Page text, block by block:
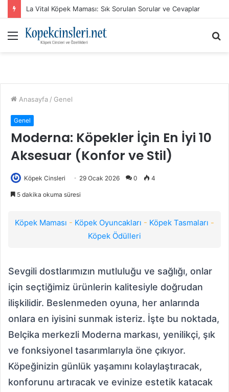
La Vital Köpek Maması: Sık Sorulan Sorular ve Cevaplar
Menü
Anasayfa / Genel
Genel
Moderna: Köpekler İçin En İyi 10
Aksesuar (Konfor ve Stil)
Köpek Cinsleri 29 Ocak 2026 0 4
5 dakika okuma süresi
Köpek Maması - Köpek Oyuncakları - Köpek Tasmaları -
Köpek Ödülleri
Sevgili dostlarımızın mutluluğu ve sağlığı, onlar
için seçtiğimiz ürünlerin kalitesiyle doğrudan
ilişkilidir. Beslenmeden oyuna, her anlarında
onlara en iyisini sunmak isteriz. İşte bu noktada,
Belçika merkezli Moderna markası, yenilikçi, şık
ve fonksiyonel tasarımlarıyla öne çıkıyor.
Köpeğinizin günlük yaşamını kolaylaştıracak,
konforunu artıracak ve evinize estetik katacak